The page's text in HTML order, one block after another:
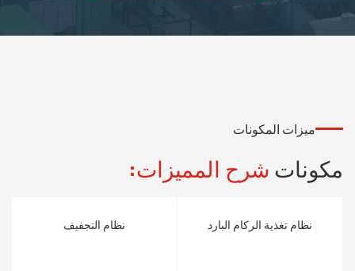
ميزات المكونات
مكونات شرح المميزات:
نظام تغذية الركام البارد نظام التجفيف